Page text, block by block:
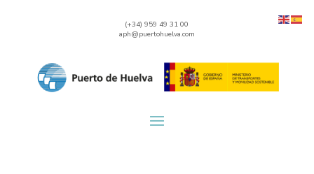
(+34) 959 49 31 00
aph@puertohuelva.com